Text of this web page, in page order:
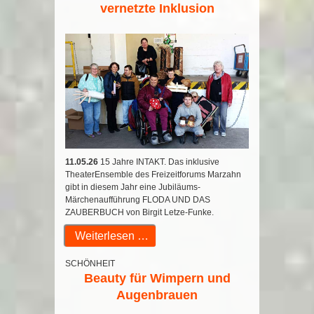
vernetzte Inklusion
11.05.26 15 Jahre INTAKT. Das inklusive
TheaterEnsemble des Freizeitforums Marzahn
gibt in diesem Jahr eine Jubiläums-
Märchenaufführung FLODA UND DAS
ZAUBERBUCH von Birgit Letze-Funke.
Weiterlesen …
SCHÖNHEIT
Beauty für Wimpern und
Augenbrauen